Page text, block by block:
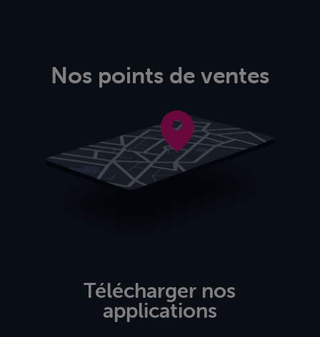
Nos points de ventes
Télécharger nos
applications